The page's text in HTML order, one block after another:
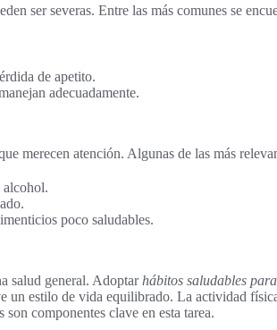
ser severas. Entre las más comunes se
de apetito.
adecuadamente.
merecen atención. Algunas de las más
alcohol.
poco saludables.
salud general. Adoptarhábitos saludables
un estilo de vida equilibrado. La actividad
son componentes clave en esta tarea.